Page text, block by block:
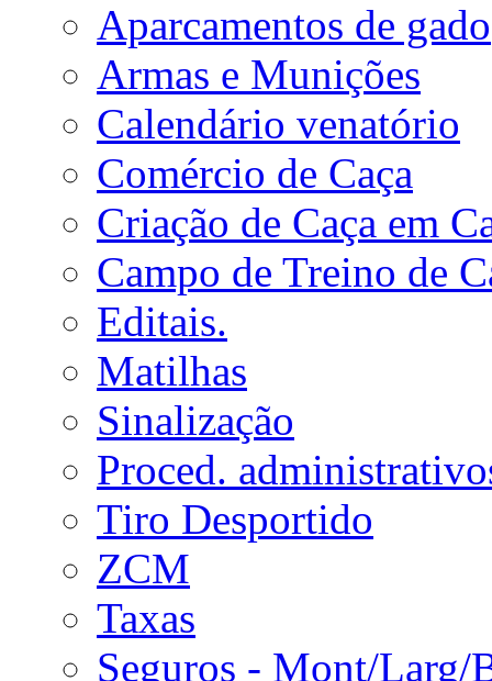
Aparcamentos de gado
Armas e Munições
Calendário venatório
Comércio de Caça
Criação de Caça em
Campo de Treino de
Editais.
Matilhas
Sinalização
Proced.
Tiro Desportido
ZCM
Taxas
Seguros - Mont/Larg/